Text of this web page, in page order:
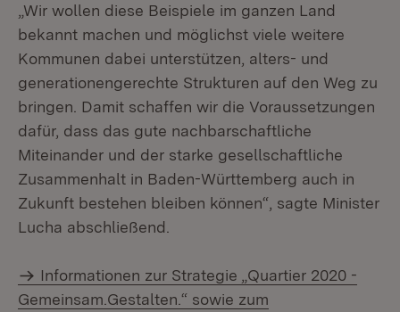
„Wir wollen diese Beispiele im ganzen Land
bekannt machen und möglichst viele weitere
Kommunen dabei unterstützen, alters- und
generationengerechte Strukturen auf den Weg zu
bringen. Damit schaffen wir die Voraussetzungen
dafür, dass das gute nachbarschaftliche
Miteinander und der starke gesellschaftliche
Zusammenhalt in Baden-Württemberg auch in
Zukunft bestehen bleiben können“, sagte Minister
Lucha abschließend.
Informationen zur Strategie „Quartier 2020 -
Gemeinsam.Gestalten.“ sowie zum